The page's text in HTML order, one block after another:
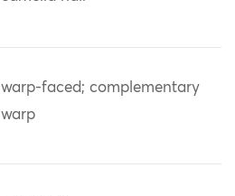
warp-faced; complementary
warp